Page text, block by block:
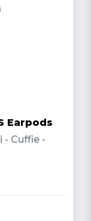
Earpods
- Cuffie -